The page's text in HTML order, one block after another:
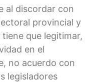
al discordar con
provincial y
que legitimar,
en el
no acuerdo con
legisladores